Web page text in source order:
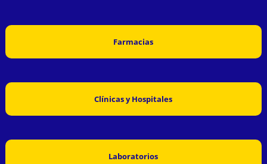
Farmacias
Clínicas y Hospitales
Laboratorios